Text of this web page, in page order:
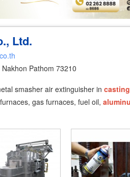
Ltd.
Pathom 73210
smasher air extinguisher in
gas furnaces, fuel oil,